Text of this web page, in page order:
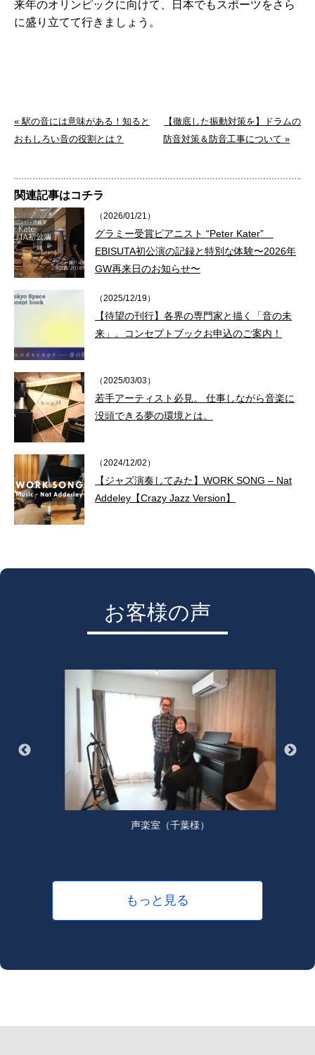
来年のオリンピックに向けて、日本でもスポーツをさら
に盛り立てて行きましょう。
« 駅の音には意味がある！知ると
おもしろい音の役割とは？
【徹底した振動対策を】ドラムの
防音対策＆防音工事について »
関連記事はコチラ
（2026/01/21）
グラミー受賞ピアニスト “Peter Kater”
EBISUTA初公演の記録と特別な体験〜2026年
GW再来日のお知らせ〜
（2025/12/19）
【待望の刊行】各界の専門家と描く「音の未
来」。コンセプトブックお申込のご案内！
（2025/03/03）
若手アーティスト必見。 仕事しながら音楽に
没頭できる夢の環境とは。
（2024/12/02）
【ジャズ演奏してみた】WORK SONG – Nat
Addeley【Crazy Jazz Version】
お客様の声
声楽室（千葉様）
もっと見る